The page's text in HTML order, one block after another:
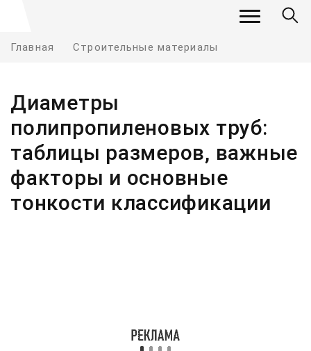
Главная Строительные материалы
Диаметры
полипропиленовых труб:
таблицы размеров, важные
факторы и основные
тонкости классификации